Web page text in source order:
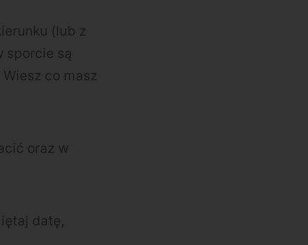
(lub z
sporcie są
co masz
oraz w
datę,